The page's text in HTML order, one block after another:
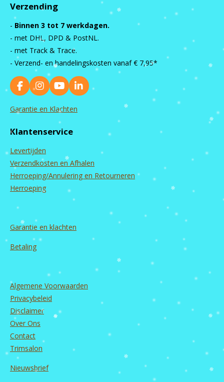
Verzending
- Binnen 3 tot 7 werkdagen.
- met DHL, DPD & PostNL.
- met Track & Trace.
- Verzend- en handelingskosten vanaf € 7,95*
F
a
c
e
o
k
I
n
s
g
a
m
Y
o
u
u
b
L
i
Garantie en Klachten
Klantenservice
Levertijden
Verzendkosten en Afhalen
Herroeping/Annulering en Retourneren
Herroeping
Garantie en klachten
Betaling
Algemene Voorwaarden
Privacybeleid
Disclaimer
Over Ons
Contact
Trimsalon
Nieuwsbrief